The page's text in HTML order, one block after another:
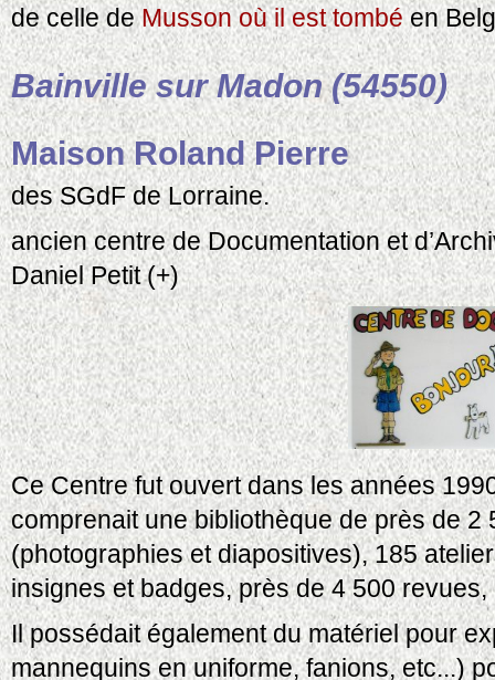
de celle deMusson où il est tombéen
Bainville sur Madon (54550)
Maison Roland Pierre
des SGdF de Lorraine.
ancien centre de Documentation et
Daniel Petit (+)
Ce Centre fut ouvert dans les années
comprenait une bibliothèque de près de
(photographies et diapositives), 185
insignes et badges, près de 4 500 revues,
Il possédait également du matériel pour
mannequins en uniforme, fanions, etc...)